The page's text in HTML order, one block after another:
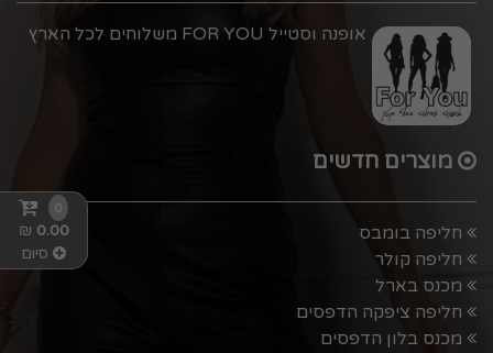
אופנה וסטייל FOR YOU משלוחים לכל הארץ
מוצרים חדשים
חליפה בומבס
חליפה קולר
מכנס בארל
חליפה ציפקה הדפסים
מכנס בלון הדפסים
0
0.00
₪
סיום